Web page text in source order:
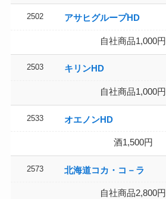
2502 アサヒグループHD
自社商品1,000円
2503 キリンHD
自社商品1,000円
2533 オエノンHD
酒1,500円
2573 北海道コカ・コ－ラ
自社商品2,800円